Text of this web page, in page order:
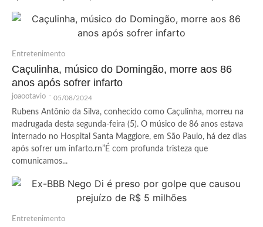
Entretenimento
Caçulinha, músico do Domingão, morre aos 86
anos após sofrer infarto
joaootavio - 05/08/2024
Rubens Antônio da Silva, conhecido como Caçulinha, morreu na
madrugada desta segunda-feira (5). O músico de 86 anos estava
internado no Hospital Santa Maggiore, em São Paulo, há dez dias
após sofrer um infarto.rn”É com profunda tristeza que
comunicamos...
Entretenimento